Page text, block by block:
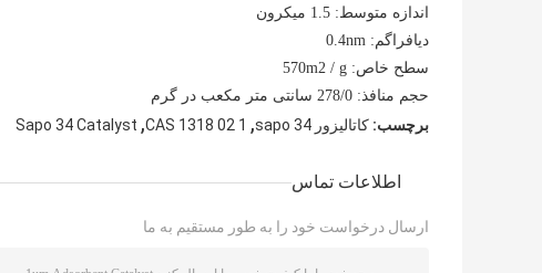
اندازه متوسط: 1.5 میکرون
دیافراگم: 0.4nm
سطح خاص: 570m2 / g
حجم منافذ: 278/0 سانتی متر مکعب در گرم
برچسب: کاتالیزور sapo 34 ,
CAS 1318 02 1
,
Sapo 34 Catalyst
اطلاعات تماس
ارسال درخواست خود را به طور مستقیم به ما